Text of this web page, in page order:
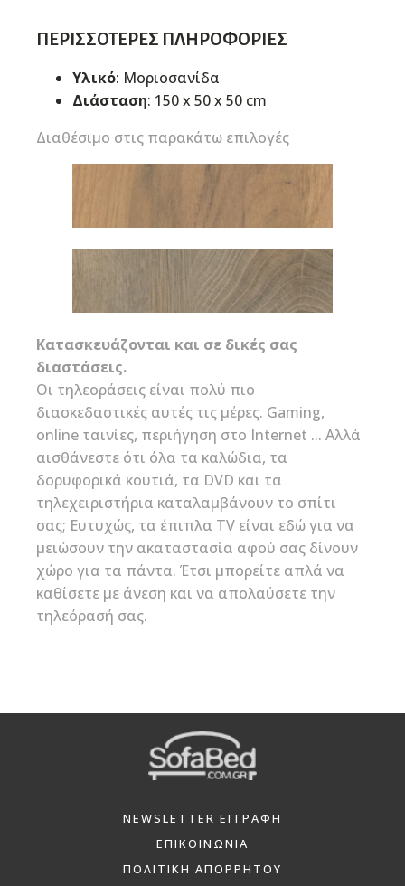
ΠΕΡΙΣΣΌΤΕΡΕΣ ΠΛΗΡΟΦΟΡΊΕΣ
Υλικό: Μοριοσανίδα
Διάσταση: 150 x 50 x 50 cm
Διαθέσιμο στις παρακάτω επιλογές
Κατασκευάζονται και σε δικές σας
διαστάσεις.
Οι τηλεοράσεις είναι πολύ πιο
διασκεδαστικές αυτές τις μέρες. Gaming,
online ταινίες, περιήγηση στο Internet ... Αλλά
αισθάνεστε ότι όλα τα καλώδια, τα
δορυφορικά κουτιά, τα DVD και τα
τηλεχειριστήρια καταλαμβάνουν το σπίτι
σας; Ευτυχώς, τα έπιπλα TV είναι εδώ για να
μειώσουν την ακαταστασία αφού σας δίνουν
χώρο για τα πάντα. Έτσι μπορείτε απλά να
καθίσετε με άνεση και να απολαύσετε την
τηλεόρασή σας.
NEWSLETTER ΕΓΓΡΑΦΗ
ΕΠΙΚΟΙΝΩΝΙΑ
ΠΟΛΙΤΙΚΗ ΑΠΟΡΡΗΤΟΥ